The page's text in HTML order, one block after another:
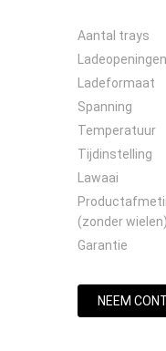
Aantal trays
Ladeopeningen
Ladeformaat
Spanning
Temperatuur
Tijdinstelling
Lawaai
(zonder wielen)
Garantie
NEEM